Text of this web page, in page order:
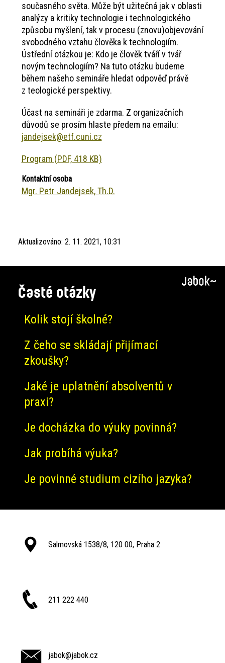
současného světa. Může být užitečná jak v oblasti
analýzy a kritiky technologie i technologického
způsobu myšlení, tak v procesu (znovu)objevování
svobodného vztahu člověka k technologiím.
Ústřední otázkou je: Kdo je člověk tváří v tvář
novým technologiím? Na tuto otázku budeme
během našeho semináře hledat odpověď právě
z teologické perspektivy.
Účast na semináři je zdarma. Z organizačních
důvodů se prosím hlaste předem na emailu:
jandejsek@etf.cuni.cz
Program (PDF, 418 KB)
Kontaktní osoba
Mgr. Petr Jandejsek, Th.D.
Aktualizováno: 2. 11. 2021, 10:31
Časté otázky
Kolik stojí školné?
Z čeho se skládají přijímací
zkoušky?
Jaké je uplatnění absolventů v
praxi?
Je docházka do výuky povinná?
Jak probíhá výuka?
Je povinné studium cizího jazyka?
Salmovská 1538/8, 120 00, Praha 2
211 222 440
jabok@jabok.cz